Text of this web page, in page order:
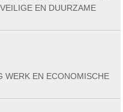
EN DUURZAME
WERK EN ECONOMISCHE